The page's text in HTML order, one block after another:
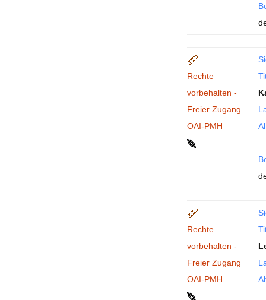
Rechte
vorbehalten -
Freier Zugang
OAI-PMH
Rechte
vorbehalten -
Freier Zugang
OAI-PMH